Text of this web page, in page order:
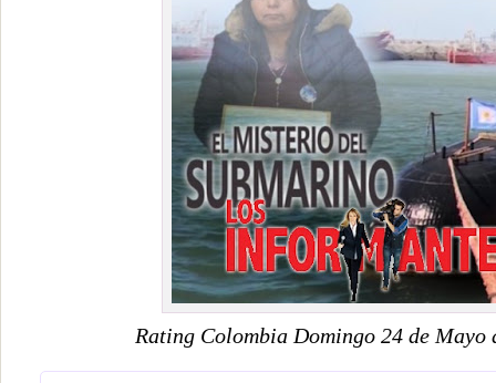
Rating Colombia Domingo 24 de Mayo